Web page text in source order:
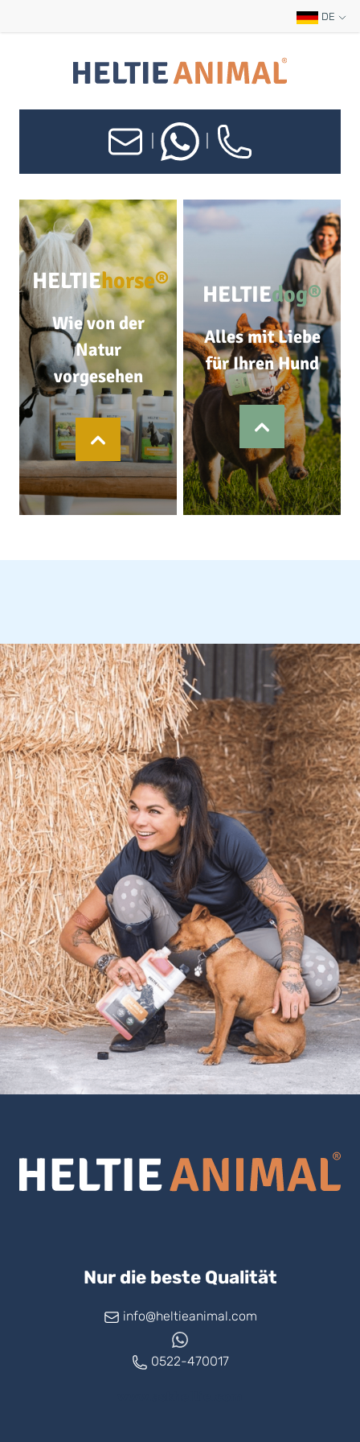
DE
HELTIEhorse®
Wie von der
Natur
vorgesehen
HELTIEdog®
Alles mit Liebe
für Ihren Hund
Nur die beste Qualität
info@heltieanimal.com
0522-470017